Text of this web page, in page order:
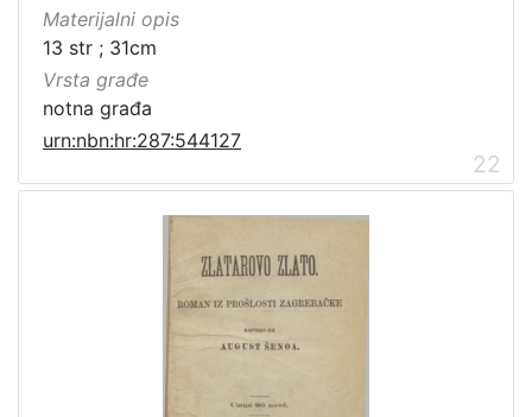
Materijalni opis
13 str ; 31cm
Vrsta građe
notna građa
urn:nbn:hr:287:544127
22